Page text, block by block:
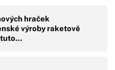
hraček
výroby raketově
tuto…